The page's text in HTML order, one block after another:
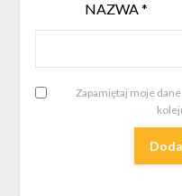
NAZWA*
Zapamiętaj moje